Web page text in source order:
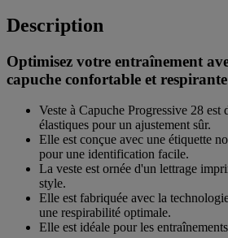
Description
Optimisez votre entraînement
capuche confortable et respirante
Veste à Capuche Progressive 28 est
élastiques pour un ajustement sûr.
Elle est conçue avec une étiquette
pour une identification facile.
La veste est ornée d'un lettrage
style.
Elle est fabriquée avec la
une respirabilité optimale.
Elle est idéale pour les